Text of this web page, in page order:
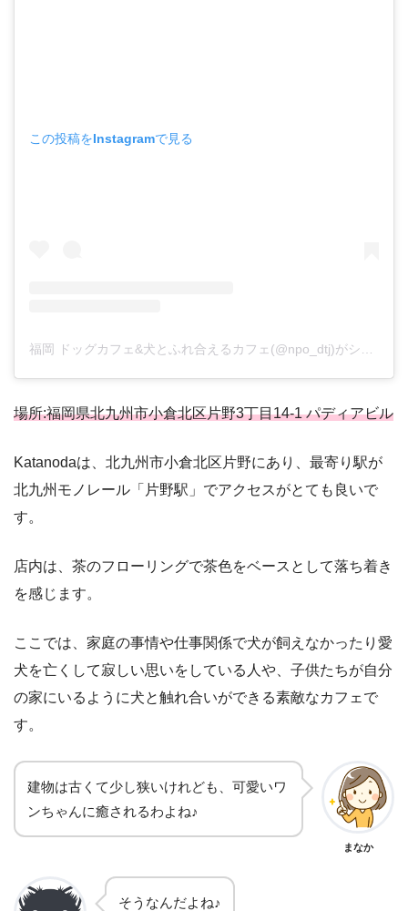
この投稿をInstagramで見る
場所:福岡県北九州市小倉北区片野3丁目14-1 パディアビル
Katanodaは、北九州市小倉北区片野にあり、最寄り駅が
北九州モノレール「片野駅」でアクセスがとても良いで
す。
店内は、茶のフローリングで茶色をベースとして落ち着き
を感じます。
ここでは、家庭の事情や仕事関係で犬が飼えなかったり愛
犬を亡くして寂しい思いをしている人や、子供たちが自分
の家にいるように犬と触れ合いができる素敵なカフェで
す。
建物は古くて少し狭いけれども、可愛いワ
ンちゃんに癒されるわよね♪
まなか
そうなんだよね♪